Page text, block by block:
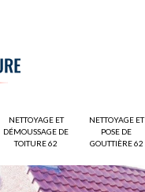
NETTOYAGE ET
DÉMOUSSAGE DE
TOITURE 62
NETTOYAGE ET
POSE DE
GOUTTIÈRE 62